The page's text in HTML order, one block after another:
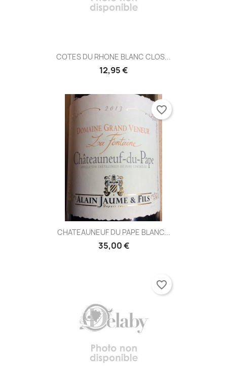
COTES DU RHONE BLANC CLOS...
12,95 €
CHATEAUNEUF DU PAPE BLANC...
35,00 €
favorite_border
favorite_border